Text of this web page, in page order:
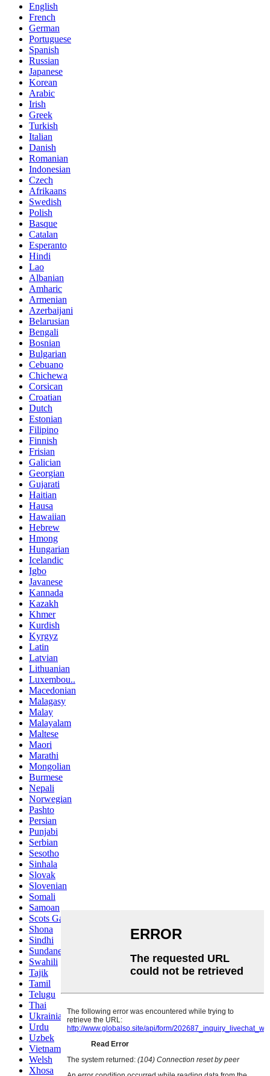
English
French
German
Portuguese
Spanish
Russian
Japanese
Korean
Arabic
Irish
Greek
Turkish
Italian
Danish
Romanian
Indonesian
Czech
Afrikaans
Swedish
Polish
Basque
Catalan
Esperanto
Hindi
Lao
Albanian
Amharic
Armenian
Azerbaijani
Belarusian
Bengali
Bosnian
Bulgarian
Cebuano
Chichewa
Corsican
Croatian
Dutch
Estonian
Filipino
Finnish
Frisian
Galician
Georgian
Gujarati
Haitian
Hausa
Hawaiian
Hebrew
Hmong
Hungarian
Icelandic
Igbo
Javanese
Kannada
Kazakh
Khmer
Kurdish
Kyrgyz
Latin
Latvian
Lithuanian
Luxembou..
Macedonian
Malagasy
Malay
Malayalam
Maltese
Maori
Marathi
Mongolian
Burmese
Nepali
Norwegian
Pashto
Persian
Punjabi
Serbian
Sesotho
Sinhala
Slovak
Slovenian
Somali
Samoan
Scots Gaelic
Shona
Sindhi
Sundanese
Swahili
Tajik
Tamil
Telugu
Thai
Ukrainian
Urdu
Uzbek
Vietnamese
Welsh
Xhosa